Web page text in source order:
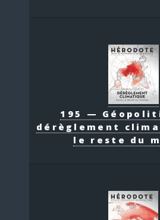
195 —
dérèglement
le reste du